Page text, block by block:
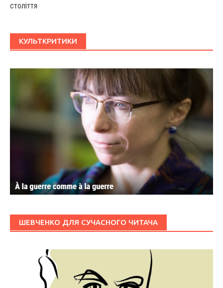
століття
КУЛЬТКРИТИКИ
ШЕВЧЕНКО ДЛЯ СУЧАСНОГО ЧИТАЧА